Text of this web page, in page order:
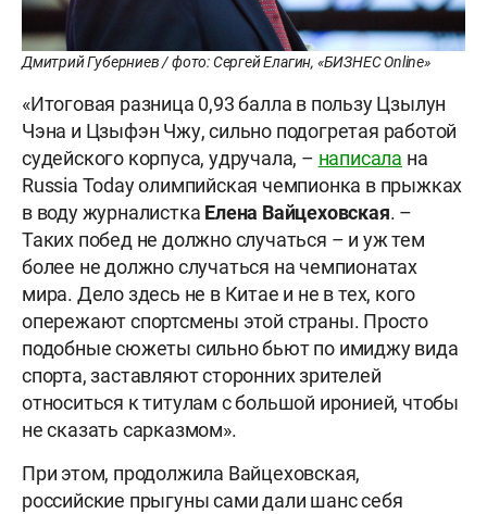
Дмитрий Губерниев / фото: Сергей Елагин, «БИЗНЕС Online»
«Итоговая разница 0,93 балла в пользу Цзылун
Чэна и Цзыфэн Чжу, сильно подогретая работой
судейского корпуса, удручала, – написала на
Russia Today олимпийская чемпионка в прыжках
в воду журналистка Елена Вайцеховская. –
Таких побед не должно случаться – и уж тем
более не должно случаться на чемпионатах
мира. Дело здесь не в Китае и не в тех, кого
опережают спортсмены этой страны. Просто
подобные сюжеты сильно бьют по имиджу вида
спорта, заставляют сторонних зрителей
относиться к титулам с большой иронией, чтобы
не сказать сарказмом».
При этом, продолжила Вайцеховская,
российские прыгуны сами дали шанс себя